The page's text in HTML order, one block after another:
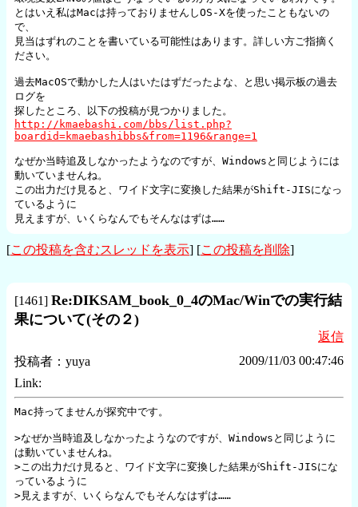
とはいえ私はMacは持っておりませんしOS-Xを使ったこともないの
で、
見当はずれのことを書いている可能性はあります。詳しい方ご指摘く
ださい。
過去MacOSで動かした人はいたはずだったよな、と思い掲示板の過去
ログを
http://kmaebashi.com/bbs/list.php?
boardid=kmaebashibbs&from=1196&range=1
なぜか当時追及しなかったようなのですが、Windowsと同じようには
動いていませんね。
この出力だけ見ると、ワイド文字に変換した結果がShift-JISになっ
ているように
[この投稿を含むスレッドを表示] [この投稿を削除]
[1461] Re:DIKSAM_book_0_4のMac/Winでの実行結
果について(その２)
返信
投稿者： yuya
2009/11/03 00:47:46
Link:
Mac持ってませんが探究中です。
>なぜか当時追及しなかったようなのですが、Windowsと同じように
は動いていませんね。
>この出力だけ見ると、ワイド文字に変換した結果がShift-JISにな
っているように
>見えますが、いくらなんでもそんなはずは……